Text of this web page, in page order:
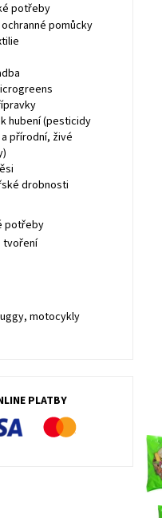
potřeby
pomůcky
hubení (pesticidy
přírodní, živé
drobnosti
potřeby
tvoření
motocykly
PLATBY